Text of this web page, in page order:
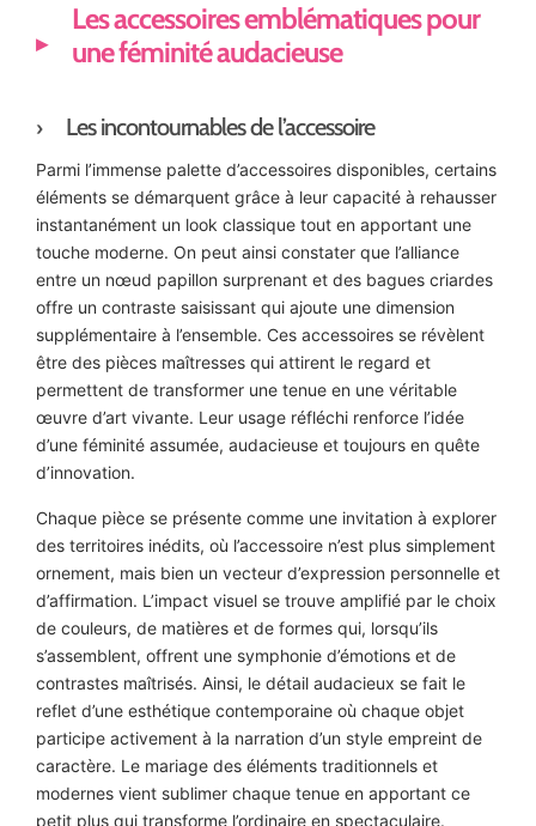
Les accessoires emblématiques pour
une féminité audacieuse
Les incontournables de l’accessoire
Parmi l’immense palette d’accessoires disponibles, certains
éléments se démarquent grâce à leur capacité à rehausser
instantanément un look classique tout en apportant une
touche moderne. On peut ainsi constater que l’alliance
entre un nœud papillon surprenant et des bagues criardes
offre un contraste saisissant qui ajoute une dimension
supplémentaire à l’ensemble. Ces accessoires se révèlent
être des pièces maîtresses qui attirent le regard et
permettent de transformer une tenue en une véritable
œuvre d’art vivante. Leur usage réfléchi renforce l’idée
d’une féminité assumée, audacieuse et toujours en quête
d’innovation.
Chaque pièce se présente comme une invitation à explorer
des territoires inédits, où l’accessoire n’est plus simplement
ornement, mais bien un vecteur d’expression personnelle et
d’affirmation. L’impact visuel se trouve amplifié par le choix
de couleurs, de matières et de formes qui, lorsqu’ils
s’assemblent, offrent une symphonie d’émotions et de
contrastes maîtrisés. Ainsi, le détail audacieux se fait le
reflet d’une esthétique contemporaine où chaque objet
participe activement à la narration d’un style empreint de
caractère. Le mariage des éléments traditionnels et
modernes vient sublimer chaque tenue en apportant ce
petit plus qui transforme l’ordinaire en spectaculaire.